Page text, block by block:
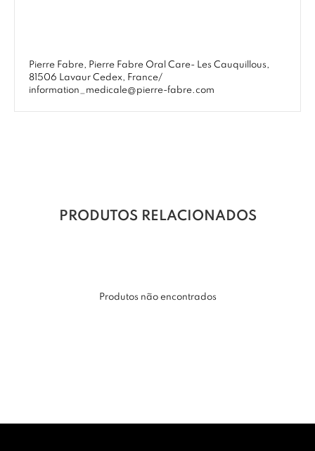
Pierre Fabre, Pierre Fabre Oral Care- Les Cauquillous,
81506 Lavaur Cedex, France/
information_medicale@pierre-fabre.com
PRODUTOS RELACIONADOS
Produtos não encontrados